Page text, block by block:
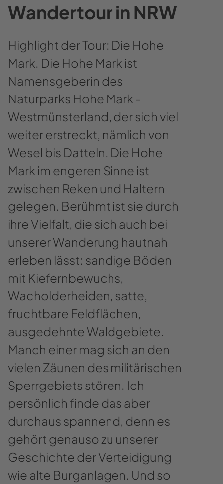
Wandertour in NRW
Highlight der Tour: Die Hohe
Mark. Die Hohe Mark ist
Namensgeberin des
Naturparks Hohe Mark -
Westmünsterland, der sich viel
weiter erstreckt, nämlich von
Wesel bis Datteln. Die Hohe
Mark im engeren Sinne ist
zwischen Reken und Haltern
gelegen. Berühmt ist sie durch
ihre Vielfalt, die sich auch bei
unserer Wanderung hautnah
erleben lässt: sandige Böden
mit Kiefernbewuchs,
Wacholderheiden, satte,
fruchtbare Feldflächen,
ausgedehnte Waldgebiete.
Manch einer mag sich an den
vielen Zäunen des militärischen
Sperrgebiets stören. Ich
persönlich finde das aber
durchaus spannend, denn es
gehört genauso zu unserer
Geschichte der Verteidigung
wie alte Burganlagen. Und so